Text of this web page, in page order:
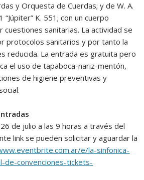
y Orquesta de Cuerdas; y de W. A.
“Júpiter” K. 551; con un cuerpo
sanitarias. La actividad se
protocolos sanitarios y por tanto la
reducida. La entrada es gratuita pero
el uso de tapaboca-nariz-mentón,
de higiene preventivas y
de julio a las 9 horas a través del
link se pueden solicitar y aguardar la
e/la-sinfonica-
de-convenciones-tickets-